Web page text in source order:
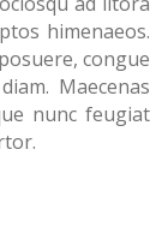
himenaeos.
congue
Maecenas
nunc feugiat